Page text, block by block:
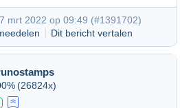
mrt 2022 op 09:49 (#1391702)
Dit bericht vertalen
(26824x)